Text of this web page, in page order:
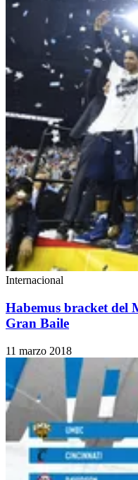
Internacional
Habemus bracket del
Gran Baile
11 marzo 2018